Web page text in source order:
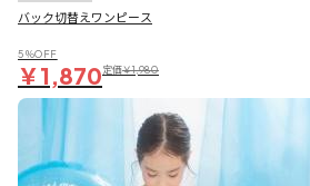
バック切替えワンピース
5％OFF
￥1,870定価￥1,980